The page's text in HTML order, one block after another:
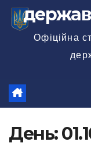
Офіційна
День: